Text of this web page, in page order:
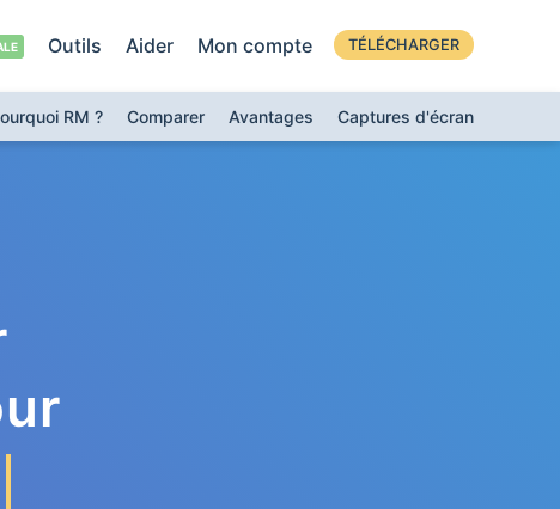
Outils Aider Mon compte TÉLÉCHARGER
RM ? Comparer Avantages Captures d'écran